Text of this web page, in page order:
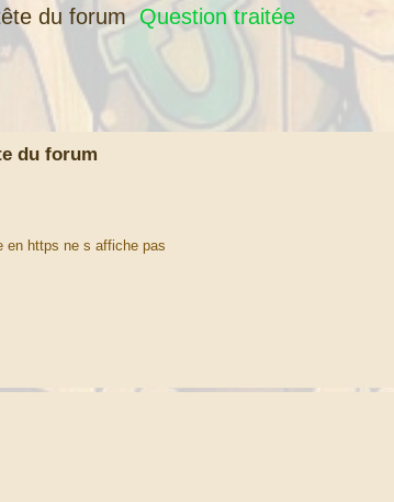
du forum Question traitée
du forum
en https ne s affiche pas